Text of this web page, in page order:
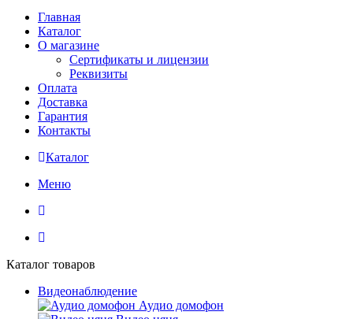
Главная
Каталог
О магазине
Сертификаты и лицензии
Реквизиты
Оплата
Доставка
Гарантия
Контакты
Каталог
Меню
Каталог товаров
Видеонаблюдение
Аудио домофон